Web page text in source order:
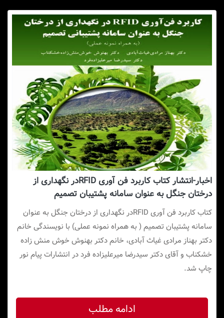
اخبار-انتشار کتاب کاربرد فن آوری RFIDدر نگهداری از
درختان جنگل به عنوان سامانه پشتیبان تصمیم
کتاب کاربرد فن آوری RFIDدر نگهداری از درختان جنگل به عنوان
سامانه پشتیبان تصمیم ( به همراه نمونه عملی) با نویسندگی خانم
دکتر بهناز مرادی غیاث آبادی، خانم دکتر بهنوش خوش منش زاده
خشکناب و آقای دکتر سیدرضا میرعلیزاده فرد در انتشارات پیام نور
چاپ شد.
ادامه مطلب